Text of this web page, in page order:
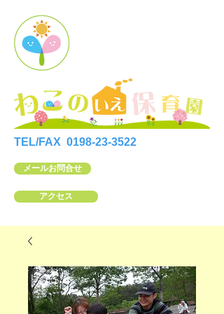
TEL/FAX 0198-23-3522
メールお問合せ
アクセス